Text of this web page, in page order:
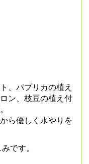
、パプリカの植え
ン、枝豆の植え付
ら優しく水やりを
です。